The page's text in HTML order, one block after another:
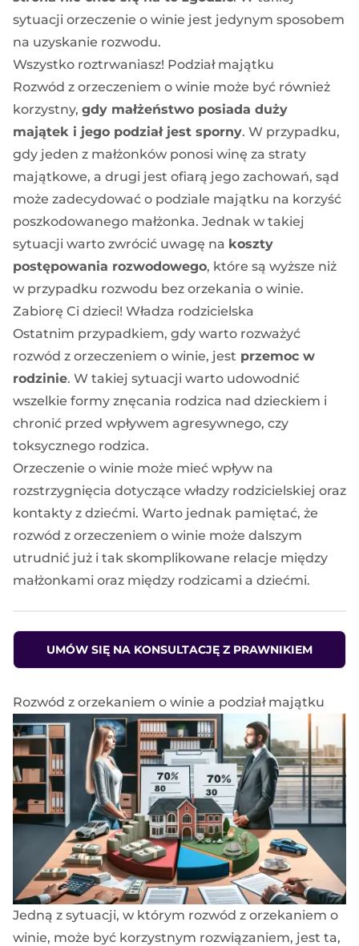
sytuacji orzeczenie o winie jest jedynym sposobem
na uzyskanie rozwodu.
Wszystko roztrwaniasz! Podział majątku
Rozwód z orzeczeniem o winie może być również
korzystny, gdy małżeństwo posiada duży
majątek i jego podział jest sporny. W przypadku,
gdy jeden z małżonków ponosi winę za straty
majątkowe, a drugi jest ofiarą jego zachowań, sąd
może zadecydować o podziale majątku na korzyść
poszkodowanego małżonka. Jednak w takiej
sytuacji warto zwrócić uwagę na koszty
postępowania rozwodowego, które są wyższe niż
w przypadku rozwodu bez orzekania o winie.
Zabiorę Ci dzieci! Władza rodzicielska
Ostatnim przypadkiem, gdy warto rozważyć
rozwód z orzeczeniem o winie, jest przemoc w
rodzinie. W takiej sytuacji warto udowodnić
wszelkie formy znęcania rodzica nad dzieckiem i
chronić przed wpływem agresywnego, czy
toksycznego rodzica.
Orzeczenie o winie może mieć wpływ na
rozstrzygnięcia dotyczące władzy rodzicielskiej oraz
kontakty z dziećmi. Warto jednak pamiętać, że
rozwód z orzeczeniem o winie może dalszym
utrudnić już i tak skomplikowane relacje między
małżonkami oraz między rodzicami a dziećmi.
UMÓW SIĘ NA KONSULTACJĘ Z PRAWNIKIEM
Rozwód z orzekaniem o winie a podział majątku
Jedną z sytuacji, w którym rozwód z orzekaniem o
winie, może być korzystnym rozwiązaniem, jest ta,